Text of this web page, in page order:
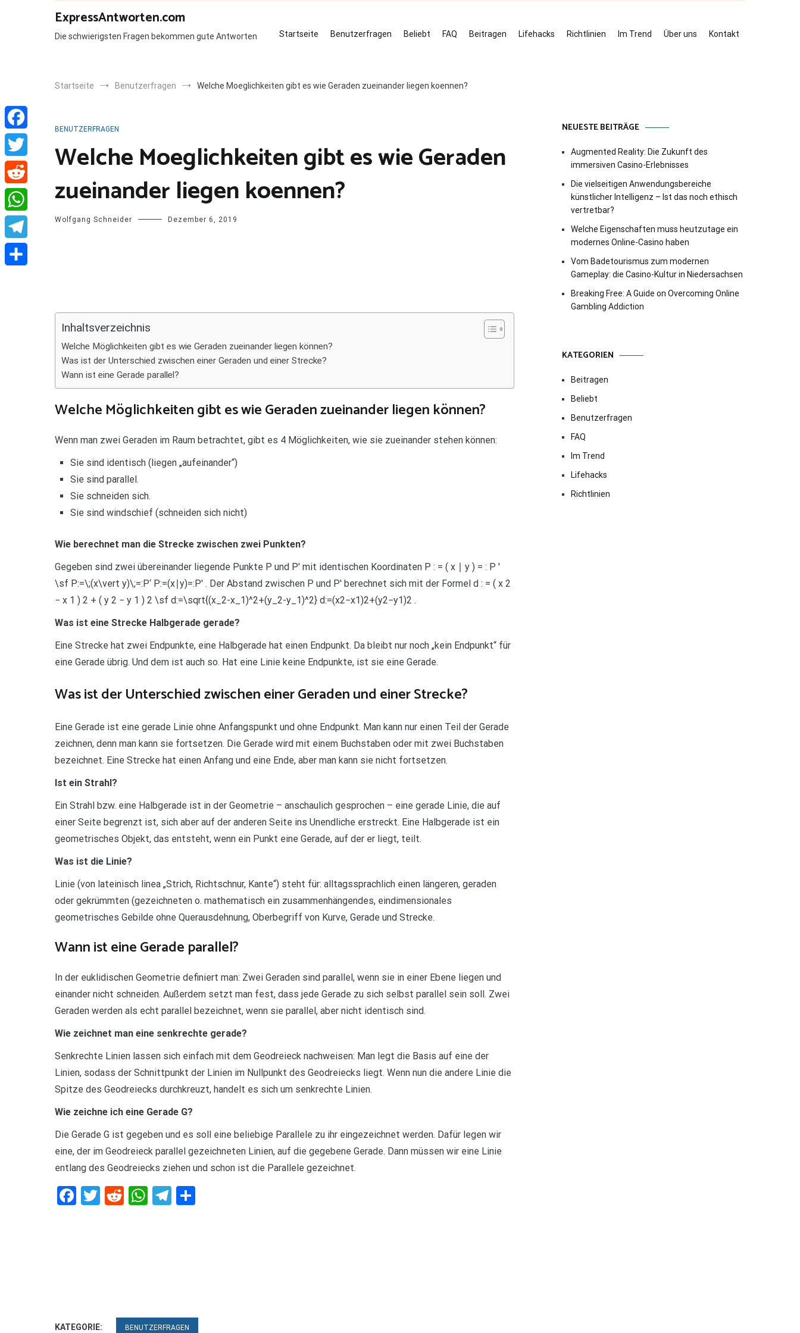
ExpressAntworten.com
Die schwierigsten Fragen bekommen gute Antworten Startseite Benutzerfragen Beliebt FAQ Beitragen Lifehacks Richtlinien Im Trend Über uns Kontakt
Startseite Benutzerfragen Welche Moeglichkeiten gibt es wie Geraden zueinander liegen koennen?
BENUTZERFRAGEN
Welche Moeglichkeiten gibt es wie Geraden
zueinander liegen koennen?
Wolfgang Schneider Dezember 6, 2019
Inhaltsverzeichnis
Welche Möglichkeiten gibt es wie Geraden zueinander liegen können?
Was ist der Unterschied zwischen einer Geraden und einer Strecke?
Wann ist eine Gerade parallel?
Welche Möglichkeiten gibt es wie Geraden zueinander liegen können?
Wenn man zwei Geraden im Raum betrachtet, gibt es 4 Möglichkeiten, wie sie zueinander stehen können:
Sie sind identisch (liegen „aufeinander“)
Sie sind parallel.
Sie schneiden sich.
Sie sind windschief (schneiden sich nicht)
Wie berechnet man die Strecke zwischen zwei Punkten?
Gegeben sind zwei übereinander liegende Punkte P und P′ mit identischen Koordinaten P : = ( x ∣ y ) = : P ′
\sf P:=\;(x\vert y)\;=:P‘ P:=(x∣y)=:P′ . Der Abstand zwischen P und P′ berechnet sich mit der Formel d : = ( x 2
− x 1 ) 2 + ( y 2 − y 1 ) 2 \sf d:=\sqrt{(x_2-x_1)^2+(y_2-y_1)^2} d:=(x2−x1)2+(y2−y1)2 .
Was ist eine Strecke Halbgerade gerade?
Eine Strecke hat zwei Endpunkte, eine Halbgerade hat einen Endpunkt. Da bleibt nur noch „kein Endpunkt“ für
eine Gerade übrig. Und dem ist auch so. Hat eine Linie keine Endpunkte, ist sie eine Gerade.
Was ist der Unterschied zwischen einer Geraden und einer Strecke?
Eine Gerade ist eine gerade Linie ohne Anfangspunkt und ohne Endpunkt. Man kann nur einen Teil der Gerade
zeichnen, denn man kann sie fortsetzen. Die Gerade wird mit einem Buchstaben oder mit zwei Buchstaben
bezeichnet. Eine Strecke hat einen Anfang und eine Ende, aber man kann sie nicht fortsetzen.
Ist ein Strahl?
Ein Strahl bzw. eine Halbgerade ist in der Geometrie – anschaulich gesprochen – eine gerade Linie, die auf
einer Seite begrenzt ist, sich aber auf der anderen Seite ins Unendliche erstreckt. Eine Halbgerade ist ein
geometrisches Objekt, das entsteht, wenn ein Punkt eine Gerade, auf der er liegt, teilt.
Was ist die Linie?
Linie (von lateinisch linea „Strich, Richtschnur, Kante“) steht für: alltagssprachlich einen längeren, geraden
oder gekrümmten (gezeichneten o. mathematisch ein zusammenhängendes, eindimensionales
geometrisches Gebilde ohne Querausdehnung, Oberbegriff von Kurve, Gerade und Strecke.
Wann ist eine Gerade parallel?
In der euklidischen Geometrie definiert man: Zwei Geraden sind parallel, wenn sie in einer Ebene liegen und
einander nicht schneiden. Außerdem setzt man fest, dass jede Gerade zu sich selbst parallel sein soll. Zwei
Geraden werden als echt parallel bezeichnet, wenn sie parallel, aber nicht identisch sind.
Wie zeichnet man eine senkrechte gerade?
Senkrechte Linien lassen sich einfach mit dem Geodreieck nachweisen: Man legt die Basis auf eine der
Linien, sodass der Schnittpunkt der Linien im Nullpunkt des Geodreiecks liegt. Wenn nun die andere Linie die
Spitze des Geodreiecks durchkreuzt, handelt es sich um senkrechte Linien.
Wie zeichne ich eine Gerade G?
Die Gerade G ist gegeben und es soll eine beliebige Parallele zu ihr eingezeichnet werden. Dafür legen wir
eine, der im Geodreieck parallel gezeichneten Linien, auf die gegebene Gerade. Dann müssen wir eine Linie
entlang des Geodreiecks ziehen und schon ist die Parallele gezeichnet.
Facebook
Twitter
RedditWhatsApp
Telegram
KATEGORIE: BENUTZERFRAGEN
NEUESTE BEITRÄGE
Augmented Reality: Die Zukunft des
immersiven Casino-Erlebnisses
Die vielseitigen Anwendungsbereiche
künstlicher Intelligenz – Ist das noch ethisch
vertretbar?
Welche Eigenschaften muss heutzutage ein
modernes Online-Casino haben
Vom Badetourismus zum modernen
Gameplay: die Casino-Kultur in Niedersachsen
Breaking Free: A Guide on Overcoming Online
Gambling Addiction
KATEGORIEN
Beitragen
Beliebt
Benutzerfragen
FAQ
Im Trend
Lifehacks
Richtlinien
Facebook
Twitter
Reddit
WhatsApp
Telegram